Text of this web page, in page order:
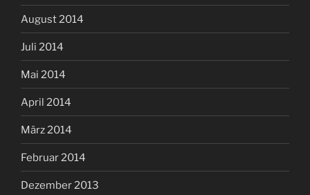
August 2014
Juli 2014
Mai 2014
April 2014
März 2014
Februar 2014
Dezember 2013